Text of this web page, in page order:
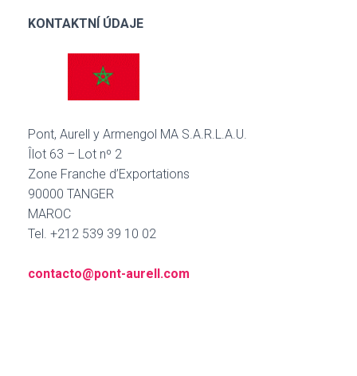
KONTAKTNÍ ÚDAJE
Pont, Aurell y Armengol MA S.A.R.L.A.U.
Îlot 63 – Lot nº 2
Zone Franche d’Exportations
90000 TANGER
MAROC
Tel. +212 539 39 10 02
contacto@pont-aurell.com